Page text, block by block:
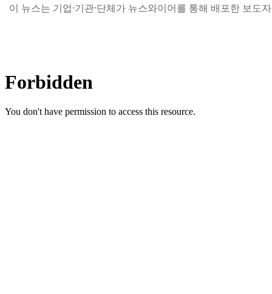
이 뉴스는 기업·기관·단체가 뉴스와이어를 통해 배포한 보도